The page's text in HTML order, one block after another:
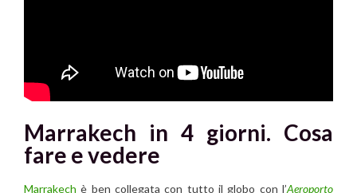
Marrakech in 4 giorni. Cosa
fare e vedere
Marrakech è ben collegata con tutto il globo con l’Aeroporto